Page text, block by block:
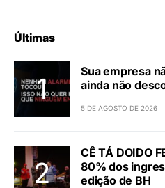
Últimas
Sua empresa
ainda não
5 DE AGOSTO DE 2026
CÊ TÁ DOIDO
80% dos
edição de BH